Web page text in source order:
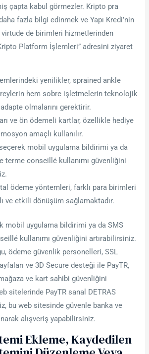
çapta kabul görmezler. Kripto pra
fazla bilgi edinmek ve Yapı Kredi’nin
de birimleri hizmetlerinden
Platform İşlemleri” adresini ziyaret
yenilikler, sprained ankle
hem sobre işletmelerin teknolojik
olmalarını gerektirir.
ve ön ödemeli kartlar, özellikle hediye
amaçlı kullanılır.
mobil uygulama bildirimi ya da
terme conseillé kullanımı güvenliğini
ödeme yöntemleri, farklı para birimleri
ve etkili dönüşüm sağlamaktadır.
mobil uygulama bildirimi ya da SMS
kullanımı güvenliğini artırabilirsiniz.
ödeme güvenlik personelleri, SSL
ve 3D Secure desteği ile PayTR,
ve kart sahibi güvenliğini
sitelerinde PayTR sanal DETRAS
bu web sitesinde güvenle banka ve
alışveriş yapabilirsiniz.
Ekleme, Kaydedilen